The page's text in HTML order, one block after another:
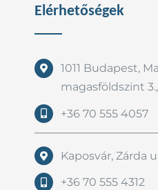
Elérhetőségek
1011 Budapest,
magasföldszint
+36 70 555 4057
Kaposvár, Zárda
+36 70 555 4312